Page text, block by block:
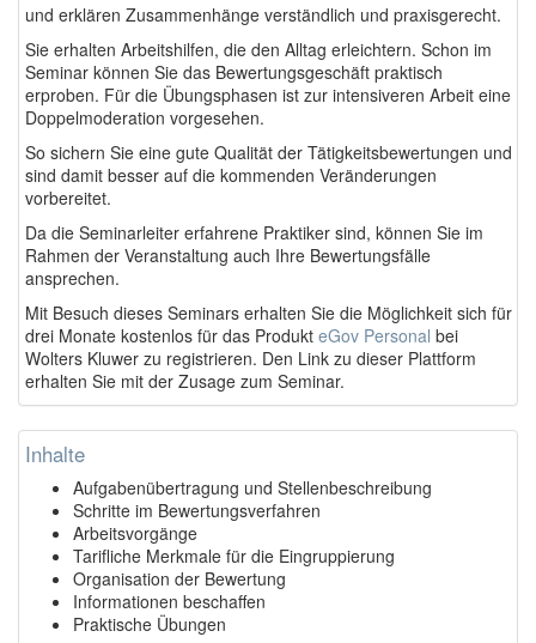
und erklären Zusammenhänge verständlich und praxisgerecht.
Sie erhalten Arbeitshilfen, die den Alltag erleichtern. Schon im
Seminar können Sie das Bewertungsgeschäft praktisch
erproben. Für die Übungsphasen ist zur intensiveren Arbeit eine
Doppelmoderation vorgesehen.
So sichern Sie eine gute Qualität der Tätigkeitsbewertungen und
sind damit besser auf die kommenden Veränderungen
vorbereitet.
Da die Seminarleiter erfahrene Praktiker sind, können Sie im
Rahmen der Veranstaltung auch Ihre Bewertungsfälle
ansprechen.
Mit Besuch dieses Seminars erhalten Sie die Möglichkeit sich für
drei Monate kostenlos für das Produkt eGov Personal bei
Wolters Kluwer zu registrieren. Den Link zu dieser Plattform
erhalten Sie mit der Zusage zum Seminar.
Inhalte
Aufgabenübertragung und Stellenbeschreibung
Schritte im Bewertungsverfahren
Arbeitsvorgänge
Tarifliche Merkmale für die Eingruppierung
Organisation der Bewertung
Informationen beschaffen
Praktische Übungen